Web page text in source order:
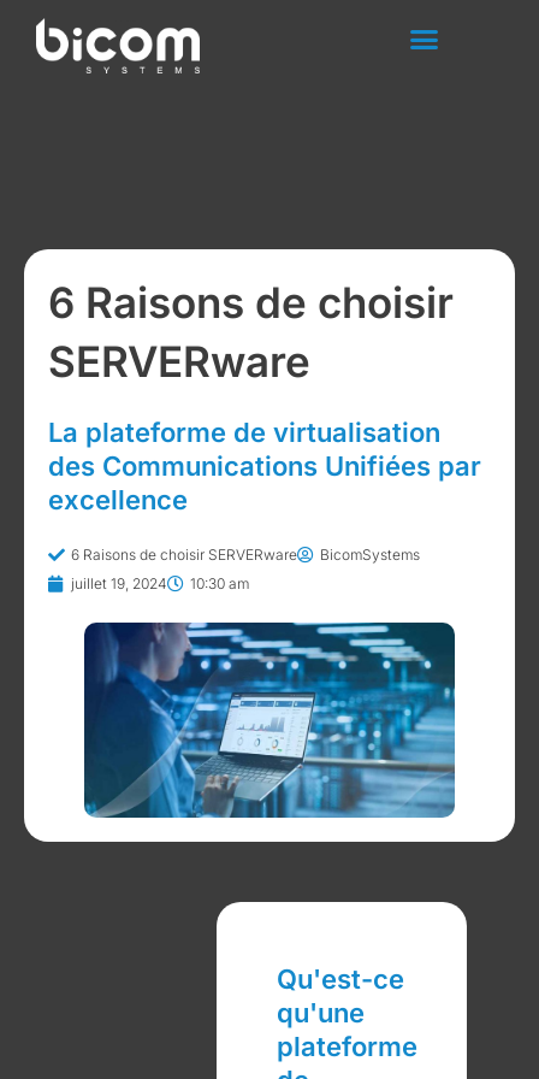
6 Raisons de choisir
SERVERware
La plateforme de virtualisation
des Communications Unifiées par
excellence
6 Raisons de choisir SERVERware
BicomSystems
juillet 19, 2024
10:30 am
Qu'est-ce
qu'une
plateforme